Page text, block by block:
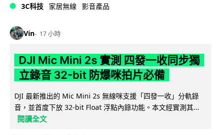
3C科技 家居無線 影音產品
Vin 17 小時
DJI Mic Mini 2s 實測 四發一收同步獨
立錄音 32-bit 防爆咪拍片必備
DJI 最新推出的 Mic Mini 2s 無線咪支援「四發一收」分軌錄
音，並首度下放 32-bit Float 浮點內錄功能。本文經實測其...
閱讀全文